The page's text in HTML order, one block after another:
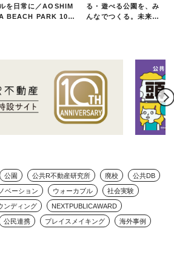
ルを日常に／AOSHIM
BEACH PARK 10年
る・遊べる公園を、み
んなでつくる。未来の
公園 公共R不動産研究所 廃校 公共DB
ベーション ウォーカブル 社会実験
ンディング NEXTPUBLICAWARD
公民連携 プレイスメイキング 海外事例